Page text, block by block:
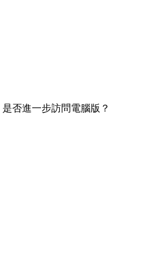
否進一步訪問電腦版？